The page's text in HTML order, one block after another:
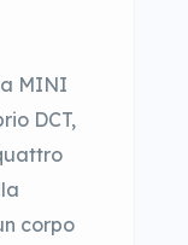
MINI
DCT,
corpo